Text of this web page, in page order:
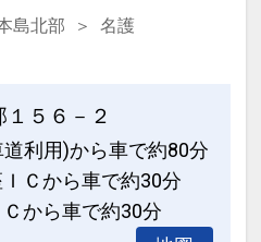
在に対応♪
動公園に程近く、
を設置♪（ガス式乾
）
を設置♪（ガス式乾
Ｃ・図書コーナー
島北部
名護
５６－２
利用)から車で約80分
Ｃから車で約30分
から車で約30分